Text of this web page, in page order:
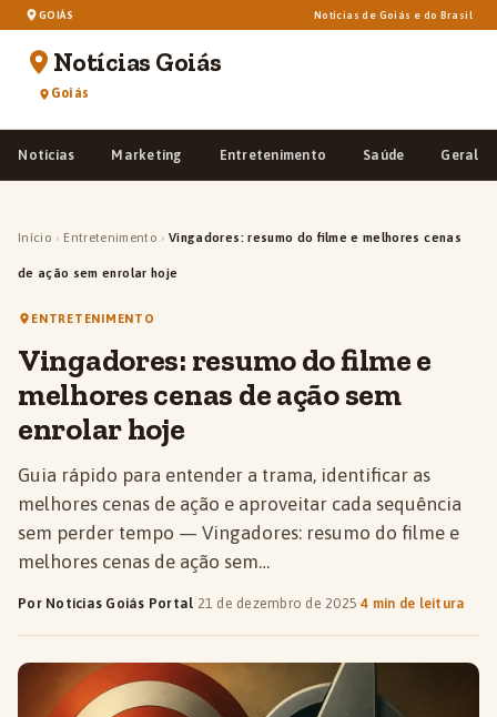
GOIÁS Notícias de Goiás e do Brasil
Notícias Goiás
Goiás
Notícias Marketing Entretenimento Saúde Geral
Início › Entretenimento › Vingadores: resumo do filme e melhores cenas
de ação sem enrolar hoje
ENTRETENIMENTO
Vingadores: resumo do filme e
melhores cenas de ação sem
enrolar hoje
Guia rápido para entender a trama, identificar as
melhores cenas de ação e aproveitar cada sequência
sem perder tempo — Vingadores: resumo do filme e
melhores cenas de ação sem…
Por Notícias Goiás Portal·21 de dezembro de 2025·4 min de leitura